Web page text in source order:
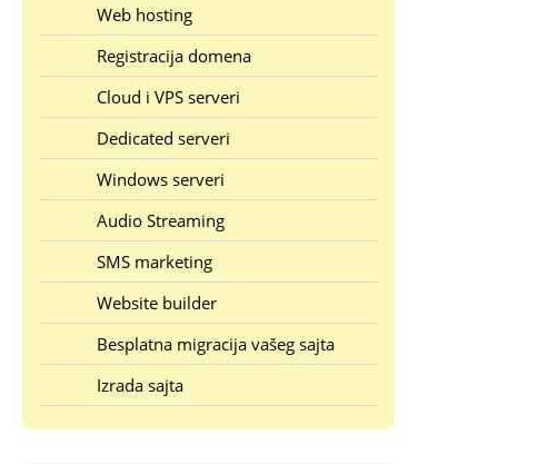
Web hosting
Registracija domena
Cloud i VPS serveri
Dedicated serveri
Windows serveri
Audio Streaming
SMS marketing
Website builder
Besplatna migracija vašeg sajta
Izrada sajta